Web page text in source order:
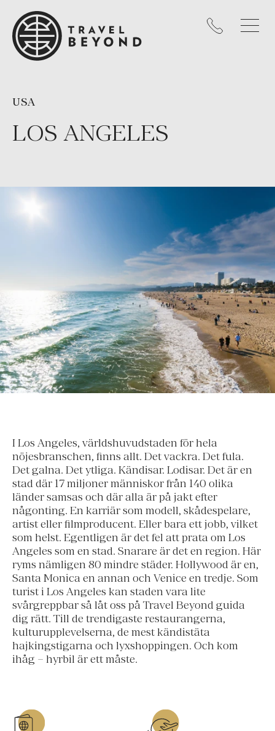
LOS ANGELES
USA
I Los Angeles, världshuvudstaden för hela
nöjesbranschen, finns allt. Det vackra. Det fula.
Det galna. Det ytliga. Kändisar. Lodisar. Det är en
stad där 17 miljoner människor från 140 olika
länder samsas och där alla är på jakt efter
någonting. En karriär som modell, skådespelare,
artist eller filmproducent. Eller bara ett jobb, vilket
som helst. Egentligen är det fel att prata om Los
Angeles som en stad. Snarare är det en region. Här
ryms nämligen 80 mindre städer. Hollywood är en,
Santa Monica en annan och Venice en tredje. Som
turist i Los Angeles kan staden vara lite
svårgreppbar så låt oss på Travel Beyond guida
dig rätt. Till de trendigaste restaurangerna,
kulturupplevelserna, de mest kändistäta
hajkingstigarna och lyxshoppingen. Och kom
ihåg – hyrbil är ett måste.